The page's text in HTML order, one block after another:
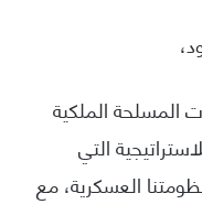
المسلحة الملكية
التي
العسكرية، مع